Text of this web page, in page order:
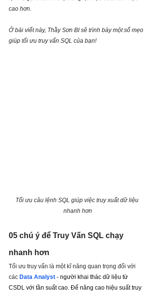
cao hơn.
Ở bài viết này, Thầy Sơn BI sẽ trình bày một số mẹo
giúp tối ưu truy vấn SQL của bạn!
Tối ưu câu lệnh SQL giúp việc truy xuất dữ liệu
nhanh hơn
05 chú ý để Truy Vấn SQL chạy
nhanh hơn
Tối ưu truy vấn là một kĩ năng quan trọng đối với
các Data Analyst - người khai thác dữ liệu từ
CSDL với tần suất cao. Để nâng cao hiệu suất truy